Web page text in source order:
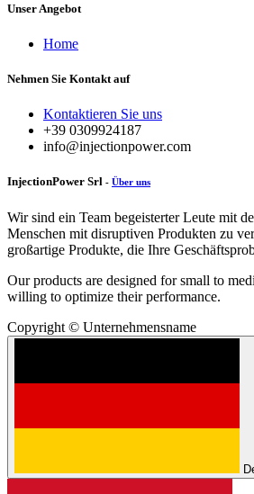
Unser Angebot
Home
Nehmen Sie Kontakt auf
Kontaktieren Sie uns
+39 0309924187
info@injectionpower.com
InjectionPower Srl - Über uns
Wir sind ein Team begeisterter Leute mit
Menschen mit disruptiven Produkten zu
großartige Produkte, die Ihre
Our products are designed for small to
willing to optimize their performance.
Copyright © Unternehmensname